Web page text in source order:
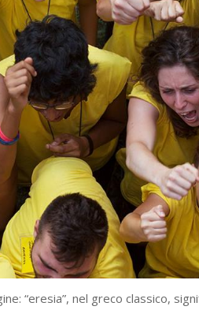
“eresia”, nel greco classico,